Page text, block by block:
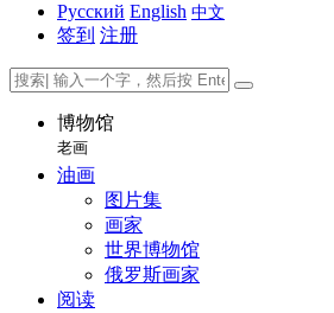
Русский English 中文
签到 注册
博物馆
老画
油画
图片集
画家
世界博物馆
俄罗斯画家
阅读